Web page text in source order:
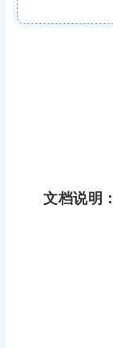
文档说明：